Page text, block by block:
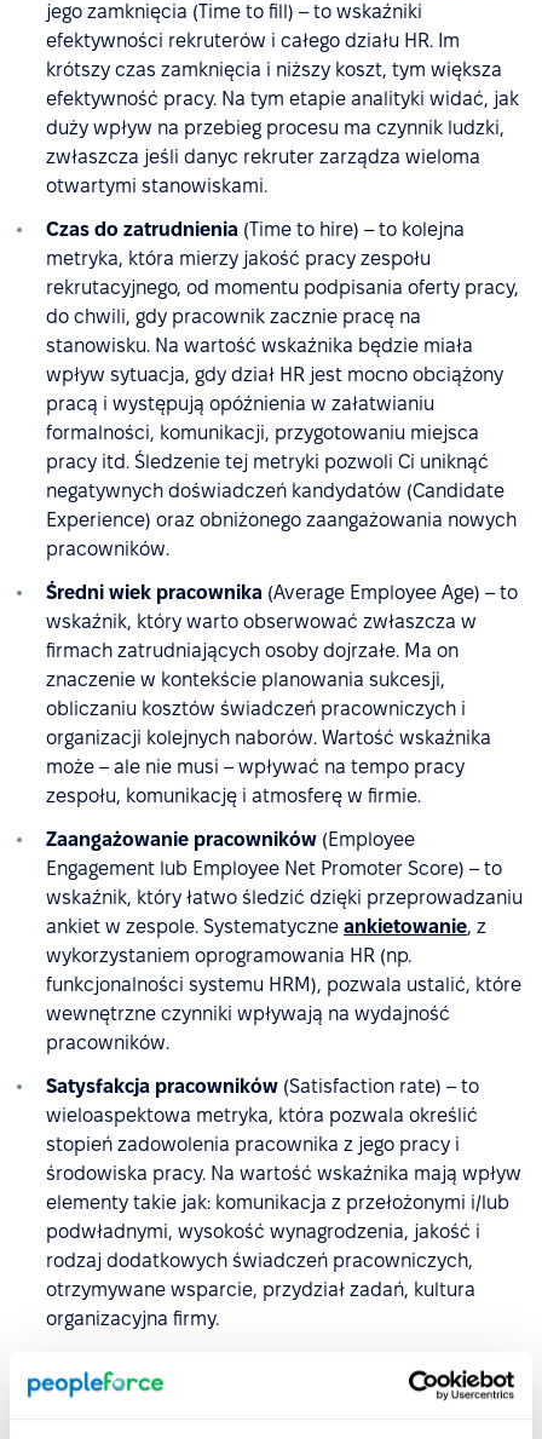
jego zamknięcia (Time to fill) – to wskaźniki
efektywności rekruterów i całego działu HR. Im
krótszy czas zamknięcia i niższy koszt, tym większa
efektywność pracy. Na tym etapie analityki widać, jak
duży wpływ na przebieg procesu ma czynnik ludzki,
zwłaszcza jeśli danyc rekruter zarządza wieloma
otwartymi stanowiskami.
Czas do zatrudnienia (Time to hire) – to kolejna
metryka, która mierzy jakość pracy zespołu
rekrutacyjnego, od momentu podpisania oferty pracy,
do chwili, gdy pracownik zacznie pracę na
stanowisku. Na wartość wskaźnika będzie miała
wpływ sytuacja, gdy dział HR jest mocno obciążony
pracą i występują opóźnienia w załatwianiu
formalności, komunikacji, przygotowaniu miejsca
pracy itd. Śledzenie tej metryki pozwoli Ci uniknąć
negatywnych doświadczeń kandydatów (Candidate
Experience) oraz obniżonego zaangażowania nowych
pracowników.
Średni wiek pracownika (Average Employee Age) – to
wskaźnik, który warto obserwować zwłaszcza w
firmach zatrudniających osoby dojrzałe. Ma on
znaczenie w kontekście planowania sukcesji,
obliczaniu kosztów świadczeń pracowniczych i
organizacji kolejnych naborów. Wartość wskaźnika
może – ale nie musi – wpływać na tempo pracy
zespołu, komunikację i atmosferę w firmie.
Zaangażowanie pracowników (Employee
Engagement lub Employee Net Promoter Score) – to
wskaźnik, który łatwo śledzić dzięki przeprowadzaniu
ankiet w zespole. Systematyczne ankietowanie, z
wykorzystaniem oprogramowania HR (np.
funkcjonalności systemu HRM), pozwala ustalić, które
wewnętrzne czynniki wpływają na wydajność
pracowników.
Satysfakcja pracowników (Satisfaction rate) – to
wieloaspektowa metryka, która pozwala określić
stopień zadowolenia pracownika z jego pracy i
środowiska pracy. Na wartość wskaźnika mają wpływ
elementy takie jak: komunikacja z przełożonymi i/lub
podwładnymi, wysokość wynagrodzenia, jakość i
rodzaj dodatkowych świadczeń pracowniczych,
otrzymywane wsparcie, przydział zadań, kultura
organizacyjna firmy.
Jak analityka HR wpływa na